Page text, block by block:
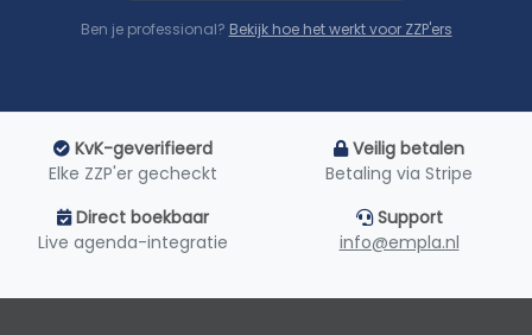
Ben je professional? Bekijk hoe het werkt voor ZZP'ers
KvK-geverifieerd
Elke ZZP'er gecheckt
Veilig betalen
Betaling via Stripe
Direct boekbaar
Live agenda-integratie
Support
info@empla.nl